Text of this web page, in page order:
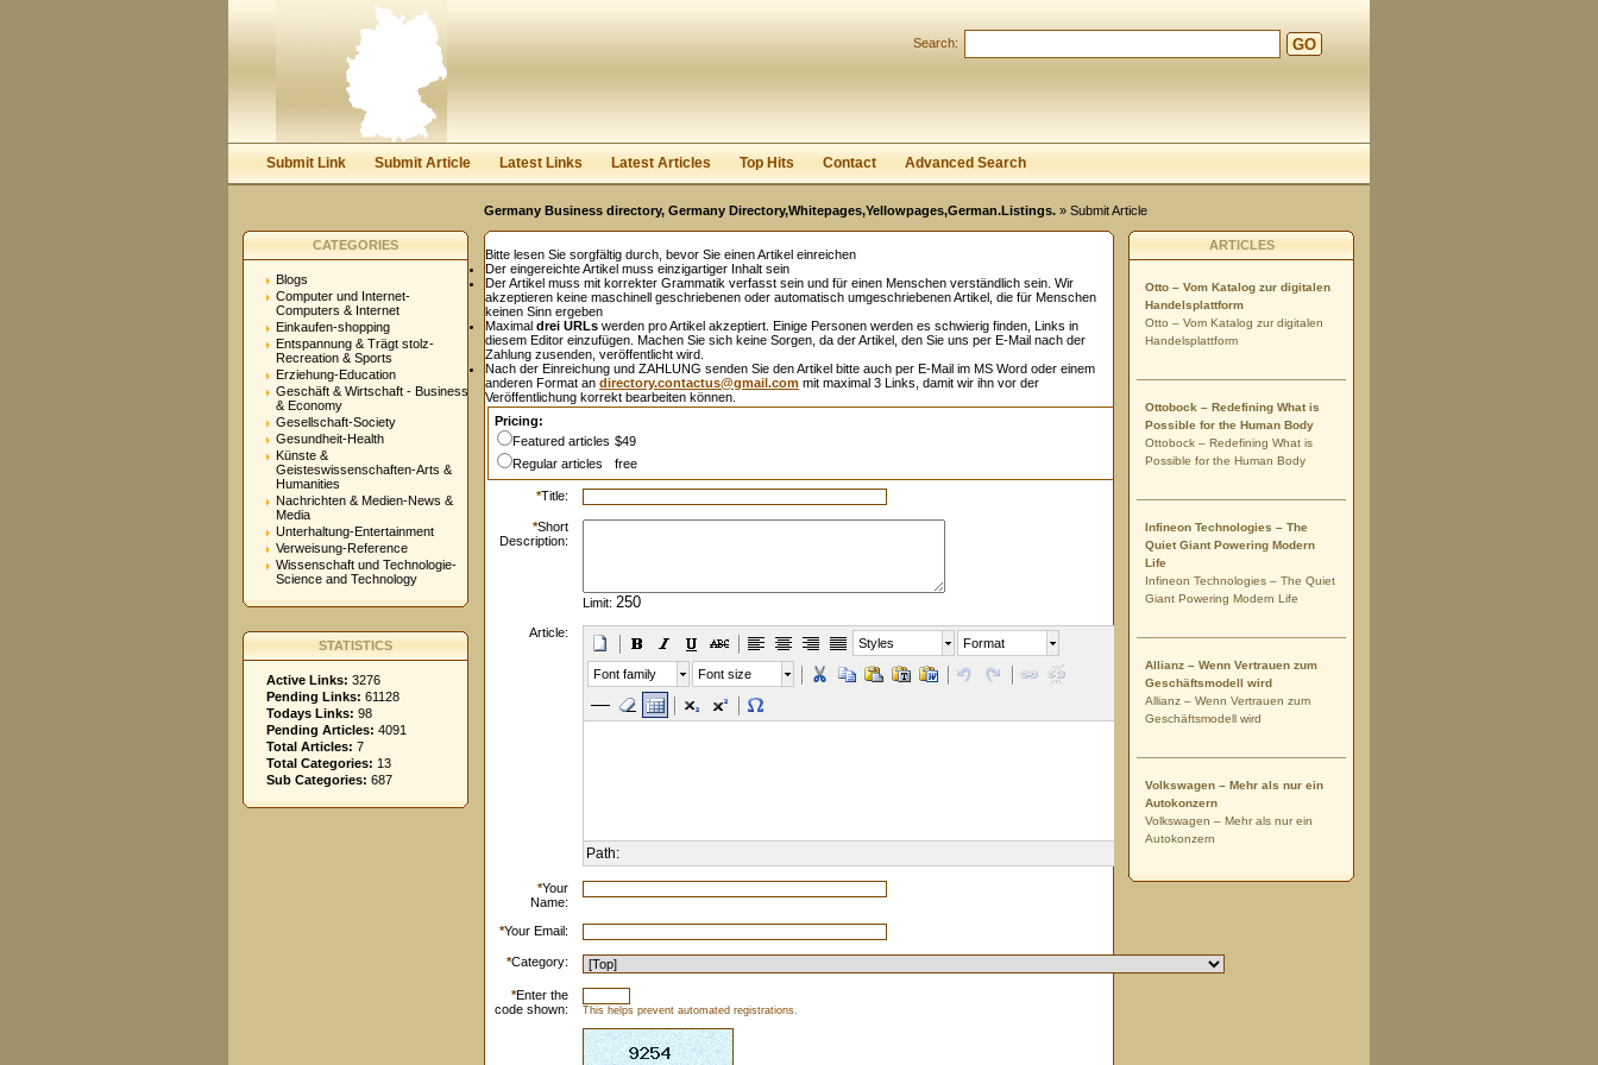
Keep me logged in.
Search: GO
Submit Link Submit Article Latest Links Latest Articles Top Hits Contact Advanced Search
Germany Business directory, Germany Directory,Whitepages,Yellowpages,German.Listings. » Submit Article
CATEGORIES
Blogs
Computer und Internet-
Computers & Internet
Einkaufen-shopping
Entspannung & Trägt stolz-
Recreation & Sports
Erziehung-Education
Geschäft & Wirtschaft - Business
& Economy
Gesellschaft-Society
Gesundheit-Health
Künste &
Geisteswissenschaften-Arts &
Humanities
Nachrichten & Medien-News &
Media
Unterhaltung-Entertainment
Verweisung-Reference
Wissenschaft und Technologie-
Science and Technology
STATISTICS
Active Links: 3276
Pending Links: 61128
Todays Links: 98
Pending Articles: 4091
Total Articles: 7
Total Categories: 13
Sub Categories: 687
Bitte lesen Sie sorgfältig durch, bevor Sie einen Artikel einreichen
Der eingereichte Artikel muss einzigartiger Inhalt sein
Der Artikel muss mit korrekter Grammatik verfasst sein und für einen Menschen verständlich sein. Wir
akzeptieren keine maschinell geschriebenen oder automatisch umgeschriebenen Artikel, die für Menschen
keinen Sinn ergeben
Maximal drei URLs werden pro Artikel akzeptiert. Einige Personen werden es schwierig finden, Links in
diesem Editor einzufügen. Machen Sie sich keine Sorgen, da der Artikel, den Sie uns per E-Mail nach der
Zahlung zusenden, veröffentlicht wird.
Nach der Einreichung und ZAHLUNG senden Sie den Artikel bitte auch per E-Mail im MS Word oder einem
anderen Format an directory.contactus@gmail.com mit maximal 3 Links, damit wir ihn vor der
Veröffentlichung korrekt bearbeiten können.
Pricing:
Featured articles $49
Regular articles
free
*Title:
*Short
Description:
Limit:
Article:
Styles Format
Font family Font size
Path:
*Your
Name:
*Your Email:
*Category:
*Enter the
code shown:
This helps prevent automated registrations.
ARTICLES
Otto – Vom Katalog zur digitalen
Handelsplattform
Otto – Vom Katalog zur digitalen
Handelsplattform
Ottobock – Redefining What is
Possible for the Human Body
Ottobock – Redefining What is
Possible for the Human Body
Infineon Technologies – The
Quiet Giant Powering Modern
Life
Infineon Technologies – The Quiet
Giant Powering Modern Life
Allianz – Wenn Vertrauen zum
Geschäftsmodell wird
Allianz – Wenn Vertrauen zum
Geschäftsmodell wird
Volkswagen – Mehr als nur ein
Autokonzern
Volkswagen – Mehr als nur ein
Autokonzern